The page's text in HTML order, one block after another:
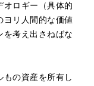
オロギー（具体的
ヨリ人間的な価値
を考え出さねばな
の資産を所有し